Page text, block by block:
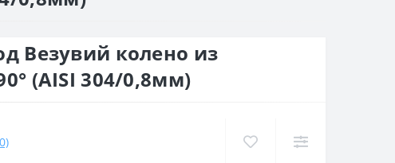
Везувий колено из
(AISI 304/0,8мм)